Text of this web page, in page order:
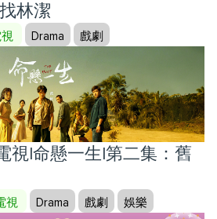
林潔
Drama 戲劇
視|命懸一生|第二集：舊
視 Drama 戲劇 娛樂